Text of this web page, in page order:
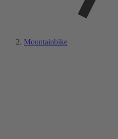
Mountainbike